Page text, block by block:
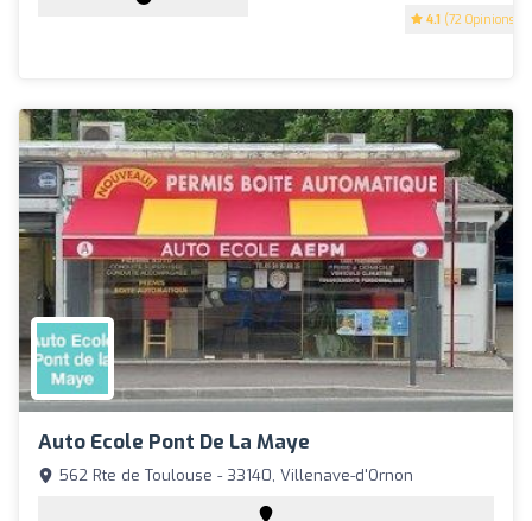
4.1 (72 Opinions)
Auto Ecole Pont De La Maye
562 Rte de Toulouse - 33140, Villenave-d'Ornon